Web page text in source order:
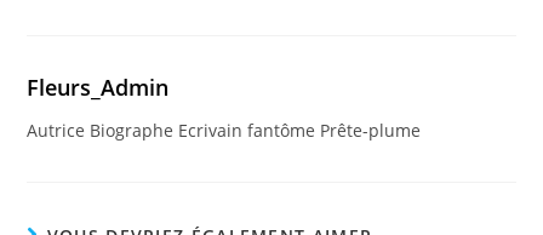
Fleurs_Admin
Autrice Biographe Ecrivain fantôme Prête-plume